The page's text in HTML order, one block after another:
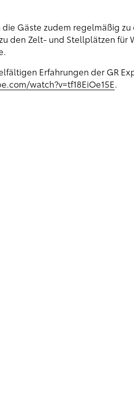
Gäste zudem regelmäßig zu
den Zelt- und Stellplätzen für
Erfahrungen der GR
watch?v=tf18EiOe15E.